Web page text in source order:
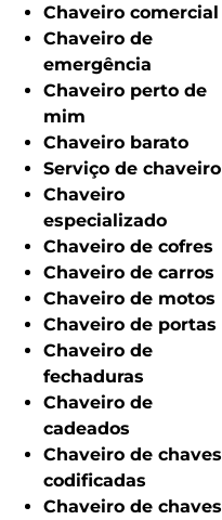
Chaveiro comercial
Chaveiro de
emergência
Chaveiro perto de
mim
Chaveiro barato
Serviço de chaveiro
Chaveiro
especializado
Chaveiro de cofres
Chaveiro de carros
Chaveiro de motos
Chaveiro de portas
Chaveiro de
fechaduras
Chaveiro de
cadeados
Chaveiro de chaves
codificadas
Chaveiro de chaves